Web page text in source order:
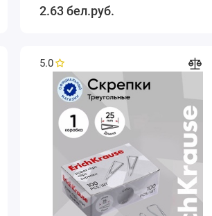
2.63 бел.руб.
5.0